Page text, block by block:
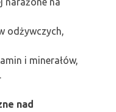
odżywczych,
i minerałów,
nad